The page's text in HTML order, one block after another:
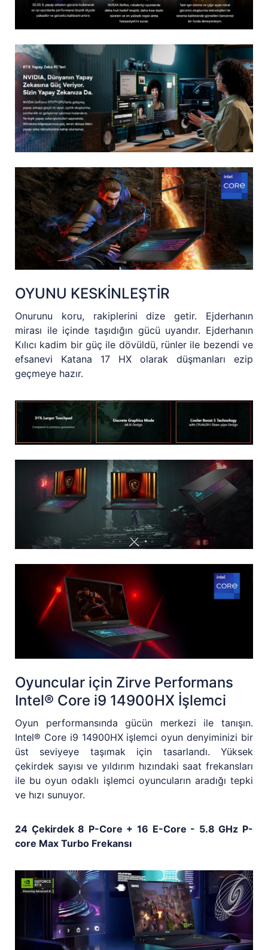
OYUNU KESKİNLEŞTİR
Onurunu koru, rakiplerini dize getir. Ejderhanın
mirası ile içinde taşıdığın gücü uyandır. Ejderhanın
Kılıcı kadim bir güç ile dövüldü, rünler ile bezendi ve
efsanevi Katana 17 HX olarak düşmanları ezip
geçmeye hazır.
Oyuncular için Zirve Performans
Intel® Core i9 14900HX İşlemci
Oyun performansında gücün merkezi ile tanışın.
Intel® Core i9 14900HX işlemci oyun denyiminizi bir
üst seviyeye taşımak için tasarlandı. Yüksek
çekirdek sayısı ve yıldırım hızındaki saat frekansları
ile bu oyun odaklı işlemci oyuncuların aradığı tepki
ve hızı sunuyor.
24 Çekirdek 8 P-Core + 16 E-Core - 5.8 GHz P-
core Max Turbo Frekansı